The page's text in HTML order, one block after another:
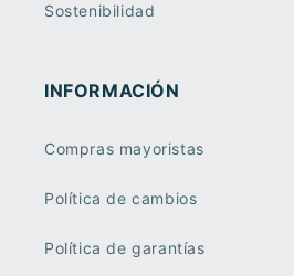
Sostenibilidad
INFORMACIÓN
Compras mayoristas
Política de cambios
Política de garantías